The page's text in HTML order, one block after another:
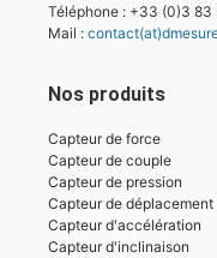
Téléphone : +33 (0)3 83
Mail :
Nos produits
Capteur de force
Capteur de couple
Capteur de pression
Capteur de
Capteur d'accélération
Capteur d'inclinaison